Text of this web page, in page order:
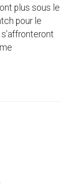
plus sous le
pour le